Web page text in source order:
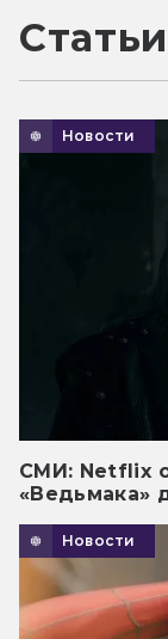
Статьи
Новости
СМИ: Netflix
«Ведьмака»
Новости